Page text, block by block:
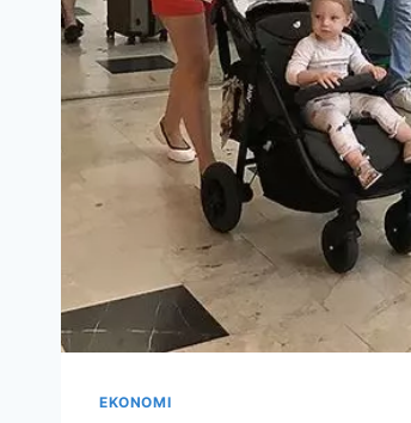
EKONOMI